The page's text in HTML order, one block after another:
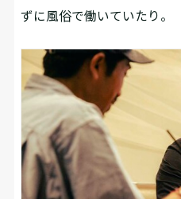
ずに風俗で働いていたり。